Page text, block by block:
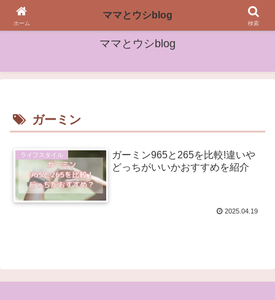
女性や子どもたちに役立つ情報をお届け
ママとウシblog
ガーミン
ライフスタイル
ガーミン965と265を比較!違いや
どっちがいいかおすすめを紹介
2025.04.19
ホーム
ママとウシblog
検索